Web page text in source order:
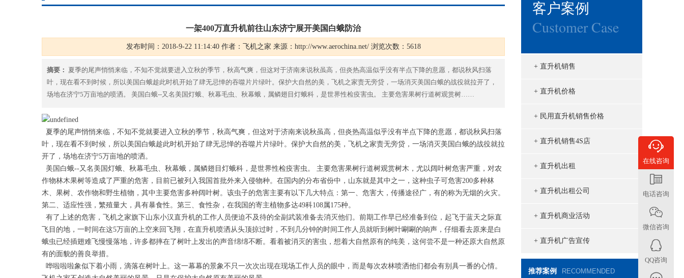
1 2 3 4
一架400万直升机前往山东济宁展开美国白蛾防治
发布时间：2018-9-22 11:14:40 作者：飞机之家 来源：http://www.aerochina.net/ 浏览次数：5618
摘要： 夏季的尾声悄悄来临，不知不觉就要进入立秋的季节，秋高气爽，但这对于济南来说秋虽高，但炎热高温似乎没有半点下降的意愿，都说秋风扫落
叶，现在看不到时候，所以美国白蛾趁此时机开始了肆无忌惮的吞噬片片绿叶。保护大自然的美，飞机之家责无旁贷，一场消灭美国白蛾的战役就拉开了，
场地在济宁5万亩地的喷洒。 美国白蛾--又名美国灯蛾、秋幕毛虫、秋幕蛾，属鳞翅目灯蛾科，是世界性检疫害虫。 主要危害果树行道树观赏树……
夏季的尾声悄悄来临，不知不觉就要进入立秋的季节，秋高气爽，但这对于济南来说秋虽高，但炎热高温似乎没有半点下降的意愿，都说秋风扫落
叶，现在看不到时候，所以美国白蛾趁此时机开始了肆无忌惮的吞噬片片绿叶。保护大自然的美，飞机之家责无旁贷，一场消灭美国白蛾的战役就拉
开了，场地在济宁5万亩地的喷洒。
美国白蛾--又名美国灯蛾、秋幕毛虫、秋幕蛾，属鳞翅目灯蛾科，是世界性检疫害虫。 主要危害果树行道树观赏树木，尤以阔叶树危害严重，对农
作物林木果树等造成了严重的危害，目前已被列入我国首批外来入侵物种。在国内的分布省份中，山东就是其中之一，这种虫子可危害200多种林
木、果树、农作物和野生植物，其中主要危害多种阔叶树。该虫子的危害主要有以下几大特点：第一、危害大，传播途径广，有的称为无烟的火灾。
第二、适应性强，繁殖量大，具有暴食性。第三、食性杂，在我国的寄主植物多达49科108属175种。
有了上述的危害，飞机之家旗下山东小汉直升机的工作人员便迫不及待的全副武装准备去消灭他们。前期工作早已经准备到位，起飞于蓝天之际直
飞目的地，一时间在这5万亩的上空来回飞翔，在直升机喷洒从头顶掠过时，不到几分钟的时间工作人员就听到树叶唰唰的响声，仔细看去原来是白
蛾虫已经插翅难飞慢慢落地，许多都摔在了树叶上发出的声音绵绵不断。看着被消灭的害虫，想着大自然原有的纯美，这何尝不是一种还原大自然原
有的面貌的善良举措。
哗啦啦啦象似下着小雨，滴落在树叶上。这一幕幕的景象不只一次次出现在现场工作人员的眼中，而是每次农林喷洒他们都会有别具一番的心情。
客户案例
Customer Case
+ 直升机销售
+ 直升机价格
+ 民用直升机销售价格
+ 直升机销售4S店
+ 直升机出租
+ 直升机出租公司
+ 直升机商业活动
+ 直升机广告宣传
推荐案例 RECOMMENDED
飞机之家完成洛阳直升机航测
甘肃兰州新郎租直升机飞越黄河迎
在线咨询
电话咨询
微信咨询
QQ咨询